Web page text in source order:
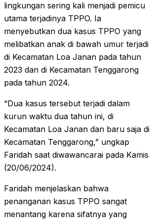
lingkungan sering kali menjadi pemicu
utama terjadinya TPPO. Ia
menyebutkan dua kasus TPPO yang
melibatkan anak di bawah umur terjadi
di Kecamatan Loa Janan pada tahun
2023 dan di Kecamatan Tenggarong
pada tahun 2024.
“Dua kasus tersebut terjadi dalam
kurun waktu dua tahun ini, di
Kecamatan Loa Janan dan baru saja di
Kecamatan Tenggarong,” ungkap
Faridah saat diwawancarai pada Kamis
(20/06/2024).
Faridah menjelaskan bahwa
penanganan kasus TPPO sangat
menantang karena sifatnya yang